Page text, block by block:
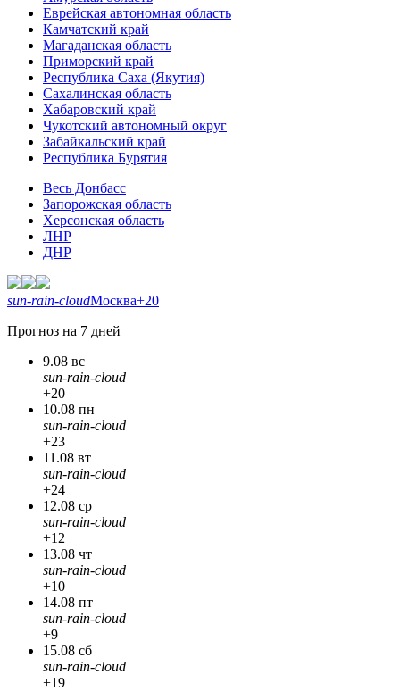
Еврейская автономная область
Камчатский край
Магаданская область
Приморский край
Республика Саха (Якутия)
Сахалинская область
Хабаровский край
Чукотский автономный округ
Забайкальский край
Республика Бурятия
Весь Донбасс
Запорожская область
Херсонская область
ЛНР
ДНР
sun-rain-cloudМосква+20
Прогноз на 7 дней
9.08 вс
sun-rain-cloud
+20
10.08 пн
sun-rain-cloud
+23
11.08 вт
sun-rain-cloud
+24
12.08 ср
sun-rain-cloud
+12
13.08 чт
sun-rain-cloud
+10
14.08 пт
sun-rain-cloud
+9
15.08 сб
sun-rain-cloud
+19